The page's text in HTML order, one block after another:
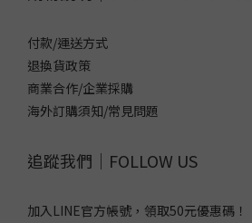
付款/運送方式
退換貨政策
商業合作/企業採購
海外訂購須知/常見問題
追蹤我們｜FOLLOW US
加入LINE官方帳號，領取50元優惠碼！